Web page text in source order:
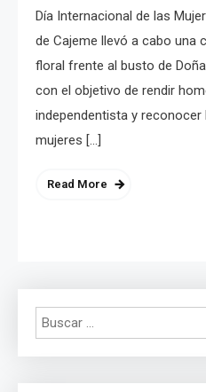
Día Internacional de las
de Cajeme llevó a cabo una
floral frente al busto de
con el objetivo de rendir
independentista y
mujeres […]
Read More